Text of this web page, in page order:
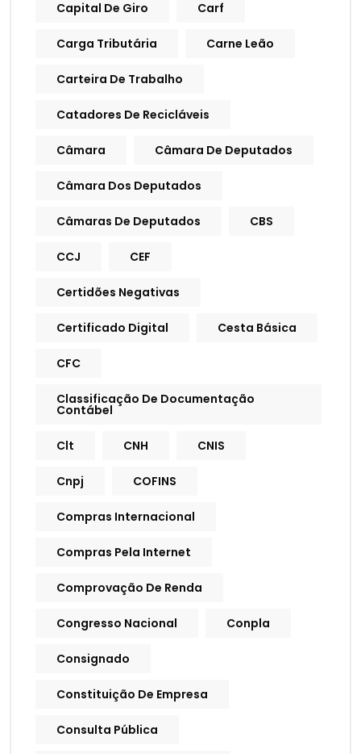
Capital De Giro Carf
Carga Tributária Carne Leão
Carteira De Trabalho
Catadores De Recicláveis
Câmara Câmara De Deputados
Câmara Dos Deputados
Câmaras De Deputados CBS
CCJ CEF
Certidões Negativas
Certificado Digital Cesta Básica
CFC
Classificação De Documentação
Contábel
Clt CNH CNIS
Cnpj COFINS
Compras Internacional
Compras Pela Internet
Comprovação De Renda
Congresso Nacional Conpla
Consignado
Constituição De Empresa
Consulta Pública